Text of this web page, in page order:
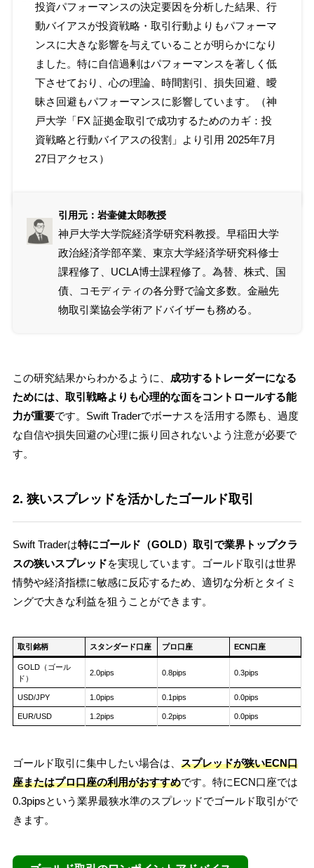
投資パフォーマンスの決定要因を分析した結果、行
動バイアスが投資戦略・取引行動よりもパフォーマ
ンスに大きな影響を与えていることが明らかになり
ました。特に自信過剰はパフォーマンスを著しく低
下させており、心の理論、時間割引、損失回避、曖
昧さ回避もパフォーマンスに影響しています。（神
戸大学「FX 証拠金取引で成功するためのカギ：投
資戦略と行動バイアスの役割 」より引用 2025年7月
27日アクセス）
引用元：岩壷健太郎教授
神戸大学大学院経済学研究科教授。早稲田大学
政治経済学部卒業、東京大学経済学研究科修士
課程修了、UCLA博士課程修了。為替、株式、国
債、コモディティの各分野で論文多数。金融先
物取引業協会学術アドバイザーも務める。
この研究結果からわかるように、 成功するトレーダーになる
ためには、取引戦略よりも心理的な面をコントロールする能
力が重要です。Swift Traderでボーナスを活用する際も、過度
な自信や損失回避の心理に振り回されないよう注意が必要で
す。
2. 狭いスプレッドを活かしたゴールド取引
Swift Traderは特にゴールド（GOLD）取引で業界トップクラ
スの狭いスプレッドを実現しています。ゴールド取引は世界
情勢や経済指標に敏感に反応するため、適切な分析とタイミ
ングで大きな利益を狙うことができます。
取引銘柄 スタンダード口座 プロ口座 ECN口座
GOLD（ゴール
ド）
2.0pips 0.8pips 0.3pips
USD/JPY 1.0pips 0.1pips 0.0pips
EUR/USD 1.2pips 0.2pips 0.0pips
ゴールド取引に集中したい場合は、 スプレッドが狭いECN口
座またはプロ口座の利用がおすすめです。特にECN口座では
0.3pipsという業界最狭水準のスプレッドでゴールド取引がで
きます。